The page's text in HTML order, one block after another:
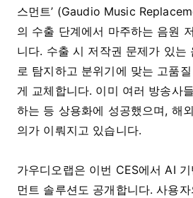
스먼트’ (Gaudio Music
의 수출 단계에서 마주하는 음원
니다. 수출 시 저작권 문제가 있는
로 탐지하고 분위기에 맞는 고품
게 교체합니다. 이미 여러 방송사
하는 등 상용화에 성공했으며, 해
의가 이뤄지고 있습니다.
가우디오랩은 이번 CES에서 AI
먼트 솔루션도 공개합니다. 사용